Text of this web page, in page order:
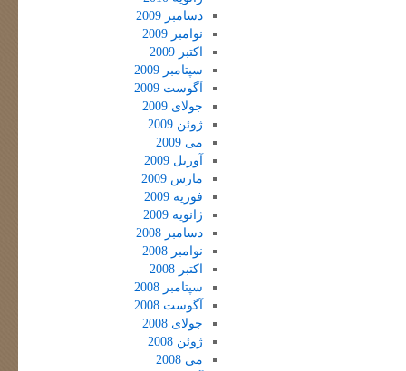
دسامبر 2009
نوامبر 2009
اکتبر 2009
سپتامبر 2009
آگوست 2009
جولای 2009
ژوئن 2009
می 2009
آوریل 2009
مارس 2009
فوریه 2009
ژانویه 2009
دسامبر 2008
نوامبر 2008
اکتبر 2008
سپتامبر 2008
آگوست 2008
جولای 2008
ژوئن 2008
می 2008